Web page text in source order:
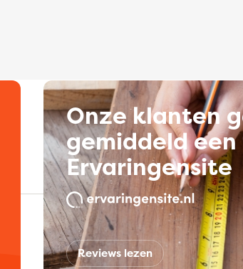
Onze klanten
gemiddeld een
Ervaringensite
Reviews lezen